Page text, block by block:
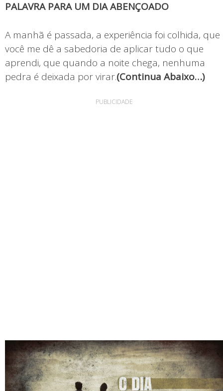
PALAVRA PARA UM DIA ABENÇOADO
A manhã é passada, a experiência foi colhida, que
você me dê a sabedoria de aplicar tudo o que
aprendi, que quando a noite chega, nenhuma
pedra é deixada por virar.(Continua Abaixo…)
PUBLICIDADE